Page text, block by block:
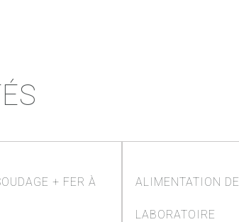
+ FER À ALIMENTATION DE
LABORATOIRE